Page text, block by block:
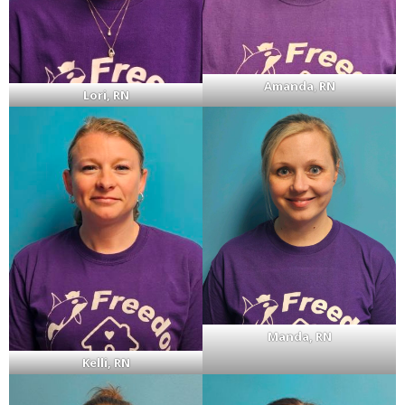
Lori, RN
Amanda,RN
Kelli, RN
Manda, RN